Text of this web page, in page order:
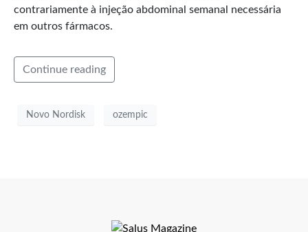
contrariamente à injeção abdominal semanal necessária
em outros fármacos.
Continue reading
Novo Nordisk ozempic